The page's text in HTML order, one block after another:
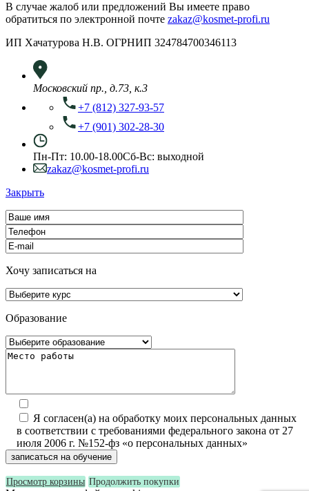
В случае жалоб или предложений Вы имеете право
обратиться по электронной почте zakaz@kosmet-profi.ru
ИП Хачатурова Н.В. ОГРНИП 324784700346113
Московский пр., д.73, к.3
+7 (812) 327-93-57
+7 (901) 302-28-30
Пн-Пт: 10.00-18.00Сб-Вс: выходной
zakaz@kosmet-profi.ru
Закрыть
Хочу записаться на
Образование
Я согласен(а) на обработку моих персональных данных
в соответствии с требованиями федерального закона от 27
июля 2006 г. №152-фз «о персональных данных»
Просмотр корзины Продолжить покупки